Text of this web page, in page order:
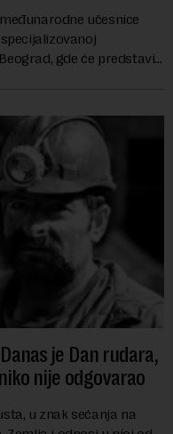
učesnice
gde će predstaviti
je Dan rudara,
nije odgovarao
u znak sećanja na